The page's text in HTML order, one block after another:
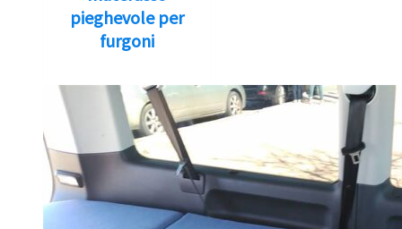
pieghevole per
furgoni